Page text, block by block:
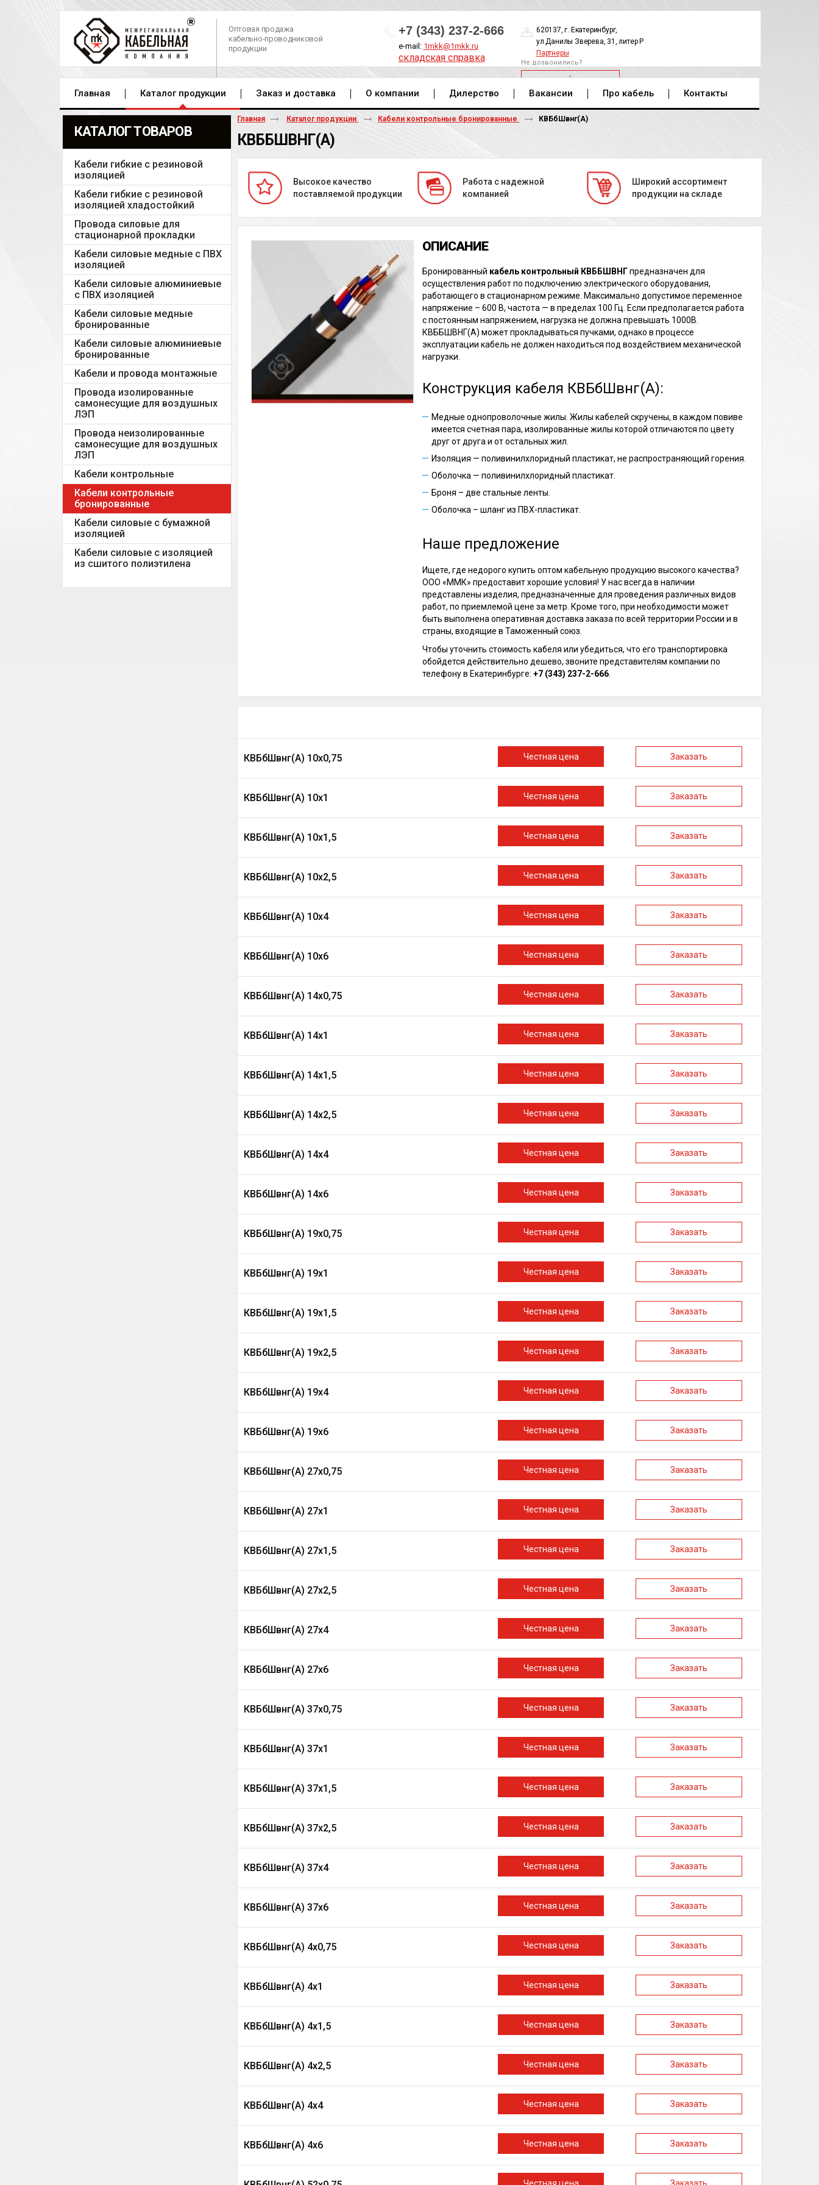
Оптовая продажа
кабельно-проводниковой
продукции
+7 (343) 237-2-666
e-mail: 1mkk@1mkk.ru
складская справка
620137, г. Екатеринбург,
ул.Данилы Зверева, 31, литер Р
Партнеры
Не дозвонились?
ОБРАТНЫЙ ЗВОНОК
Главная Каталог продукции Заказ и доставка О компании Дилерство Вакансии Про кабель Контакты
КАТАЛОГ ТОВАРОВ
Кабели гибкие с резиновой
изоляцией
Кабели гибкие с резиновой
изоляцией хладостойкий
Провода силовые для
стационарной прокладки
Кабели силовые медные с ПВХ
изоляцией
Кабели силовые алюминиевые
с ПВХ изоляцией
Кабели силовые медные
бронированные
Кабели силовые алюминиевые
бронированные
Кабели и провода монтажные
Провода изолированные
самонесущие для воздушных
ЛЭП
Провода неизолированные
самонесущие для воздушных
ЛЭП
Кабели контрольные
Кабели контрольные
бронированные
Кабели силовые с бумажной
изоляцией
Кабели силовые с изоляцией
из сшитого полиэтилена
Главная Каталог продукции Кабели контрольные бронированные КВБбШвнг(A)
КВББШВНГ(A)
Высокое качество
поставляемой продукции
Работа с надежной
компанией
Широкий ассортимент
продукции на складе
Бронированный кабель контрольный КВББШВНГпредназначен для
осуществления работ по подключению электрического оборудования,
работающего в стационарном режиме. Максимально допустимое переменное
напряжение – 600 В, частота — в пределах 100 Гц. Если предполагается работа
с постоянным напряжением, нагрузка не должна превышать 1000В.
КВББШВНГ(А) может прокладываться пучками, однако в процессе
эксплуатации кабель не должен находиться под воздействием механической
нагрузки.
Конструкция кабеля КВБбШвнг(A):
Медные однопроволочные жилы. Жилы кабелей скручены, в каждом повиве
имеется счетная пара, изолированные жилы которой отличаются по цвету
друг от друга и от остальных жил.
Изоляция — поливинилхлоридный пластикат, не распространяющий горения.
Оболочка — поливинилхлоридный пластикат.
Броня – две стальные ленты.
Оболочка – шланг из ПВХ-пластикат.
Наше предложение
Ищете, где недорого купить оптом кабельную продукцию высокого качества?
ООО «ММК» предоставит хорошие условия! У нас всегда в наличии
представлены изделия, предназначенные для проведения различных видов
работ, по приемлемой цене за метр. Кроме того, при необходимости может
быть выполнена оперативная доставка заказа по всей территории России и в
страны, входящие в Таможенный союз.
Чтобы уточнить стоимость кабеля или убедиться, что его транспортировка
обойдется действительно дешево, звоните представителям компании по
телефону в Екатеринбурге:+7 (343) 237-2-666
Заказать
Честная цена
КВБбШвнг(A) 10х0,75
Заказать
Честная цена
КВБбШвнг(A) 10х1
Заказать
Честная цена
КВБбШвнг(A) 10х1,5
Заказать
Честная цена
КВБбШвнг(A) 10х2,5
Заказать
Честная цена
КВБбШвнг(A) 10х4
Заказать
Честная цена
КВБбШвнг(A) 10х6
Заказать
Честная цена
КВБбШвнг(A) 14х0,75
Заказать
Честная цена
КВБбШвнг(A) 14х1
Заказать
Честная цена
КВБбШвнг(A) 14х1,5
Заказать
Честная цена
КВБбШвнг(A) 14х2,5
Заказать
Честная цена
КВБбШвнг(A) 14х4
Заказать
Честная цена
КВБбШвнг(A) 14х6
Заказать
Честная цена
КВБбШвнг(A) 19х0,75
Заказать
Честная цена
КВБбШвнг(A) 19х1
Заказать
Честная цена
КВБбШвнг(A) 19х1,5
Заказать
Честная цена
КВБбШвнг(A) 19х2,5
Заказать
Честная цена
КВБбШвнг(A) 19х4
Заказать
Честная цена
КВБбШвнг(A) 19х6
Заказать
Честная цена
КВБбШвнг(A) 27х0,75
Заказать
Честная цена
КВБбШвнг(A) 27х1
Заказать
Честная цена
КВБбШвнг(A) 27х1,5
Заказать
Честная цена
КВБбШвнг(A) 27х2,5
Заказать
Честная цена
КВБбШвнг(A) 27х4
Заказать
Честная цена
КВБбШвнг(A) 27х6
Заказать
Честная цена
КВБбШвнг(A) 37х0,75
Заказать
Честная цена
КВБбШвнг(A) 37х1
Заказать
Честная цена
КВБбШвнг(A) 37х1,5
Заказать
Честная цена
КВБбШвнг(A) 37х2,5
Заказать
Честная цена
КВБбШвнг(A) 37х4
Заказать
Честная цена
КВБбШвнг(A) 37х6
Заказать
Честная цена
КВБбШвнг(A) 4х0,75
Заказать
Честная цена
КВБбШвнг(A) 4х1
Заказать
Честная цена
КВБбШвнг(A) 4х1,5
Заказать
Честная цена
КВБбШвнг(A) 4х2,5
Заказать
Честная цена
КВБбШвнг(A) 4х4
Заказать
Честная цена
КВБбШвнг(A) 4х6